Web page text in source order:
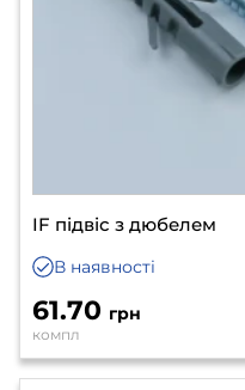
IF підвіс з дюбелем
В наявності
61.70 грн
компл